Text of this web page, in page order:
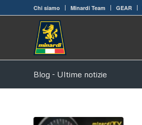
Chi siamo Minardi Team GEAR
Blog - Ultime notizie